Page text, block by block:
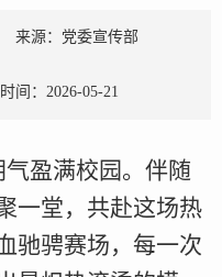
来源：党委宣传部
间：2026-05-21
盈满校园。伴随
一堂，共赴这场热
驰骋赛场，每一次